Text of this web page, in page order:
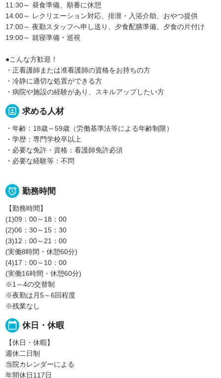
11:30～ 昼食準備、順番に休憩
14:00～ レクリエーション対応、排泄・入浴介助、おやつ提供
17:00～ 夜勤スタッフへ申し送り、夕食配膳準備、夕食の片付け
19:00～ 就寝準備・巡視
●こんな方歓迎！
・正看護師または准看護師の資格をお持ちの方
・冷静に適切な処置ができる方
・病院や施設の経験があり、スキルアップしたい方
portrait 求める人材
・年齢：18歳～59歳（労働基準法等による年齢制限）
・学歴：専門学校卒以上
・必要な免許・資格：看護師免許必須
・必要な経験等：不問
 勤務時間
【勤務時間】
(1)09：00～18：00
(2)06：30～15：30
(3)12：00～21：00
(実働8時間・休憩60分)
(4)17：00～10：00
(実働16時間・休憩60分)
※1～4の交替制
※夜勤は月5～6回程度
※残業なし
calendar_today 休日・休暇
【休日・休暇】
週休二日制
当院カレンダーによる
年間休日117日